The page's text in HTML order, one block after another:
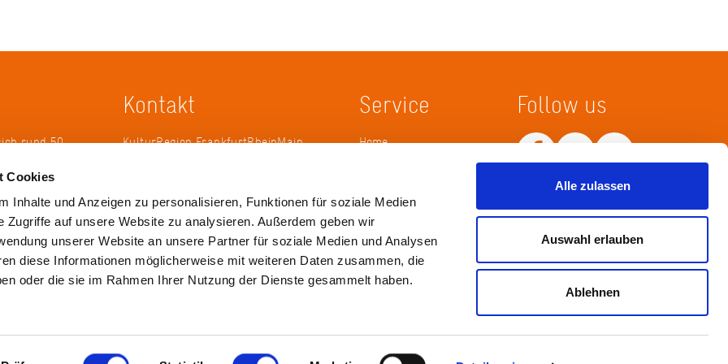
Cookies
Inhalte und Anzeigen zu personalisieren, Funktionen für soziale Medien
Zugriffe auf unsere Website zu analysieren. Außerdem geben wir
unserer Website an unsere Partner für soziale Medien und Analysen
diese Informationen möglicherweise mit weiteren Daten zusammen, die
oder die sie im Rahmen Ihrer Nutzung der Dienste gesammelt haben.
Alle zulassen
Auswahl erlauben
Ablehnen
rund 50
2005 die
zu
Kontakt
KulturRegion FrankfurtRheinMain
Tel.: +49 69 2577-1700
Fax: +49 69 2577-1750
E-Mail:info@krfrm.de
Service
Home
Follow us
Netiquette